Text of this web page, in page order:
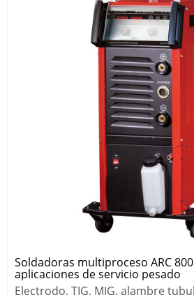
Soldadoras multiproceso ARC
aplicaciones de servicio pesado
Electrodo, TIG, MIG, alambre